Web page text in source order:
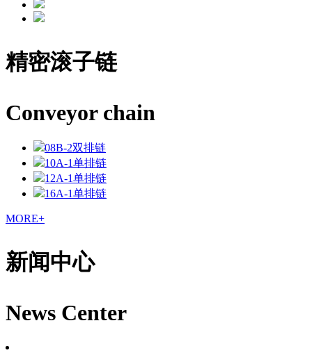
精密滚子链
Conveyor chain
08B-2双排链
10A-1单排链
12A-1单排链
16A-1单排链
MORE+
新闻中心
News Center